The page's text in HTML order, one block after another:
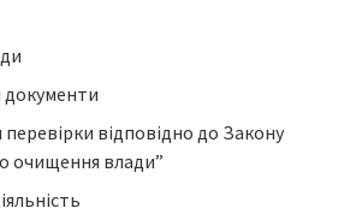
відповідно до Закону
очищення влади”